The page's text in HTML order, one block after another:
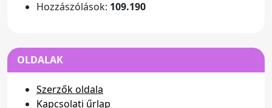
Hozzászólások: 109.190
OLDALAK
Szerzők oldala
Kapcsolati űrlap